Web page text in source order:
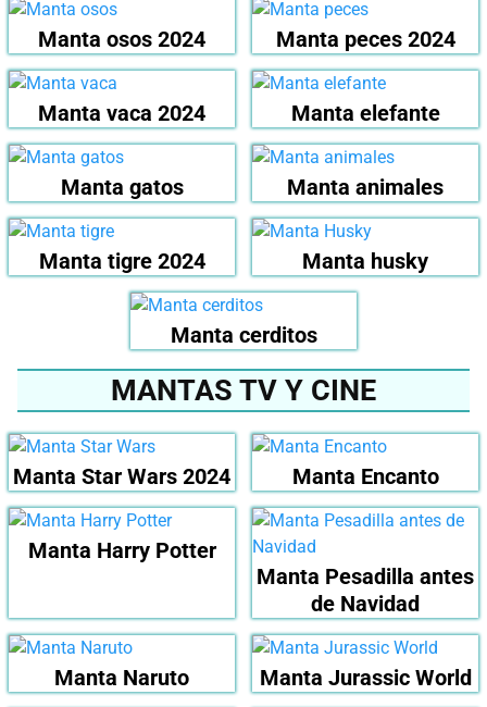
Manta osos 2024 Manta peces 2024
Manta vaca 2024 Manta elefante
Manta gatos Manta animales
Manta tigre 2024 Manta husky
Manta cerditos
MANTAS TV Y CINE
Manta Star Wars 2024 Manta Encanto
Manta Harry Potter
Manta Pesadilla antes
de Navidad
Manta Naruto
Manta Jurassic World